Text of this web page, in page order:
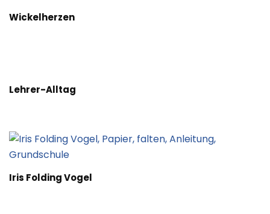
Wickelherzen
Lehrer-Alltag
Iris Folding Vogel